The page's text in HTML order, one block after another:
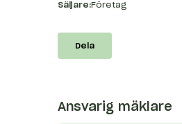
Säljare:Företag
Dela
Ansvarig mäklare